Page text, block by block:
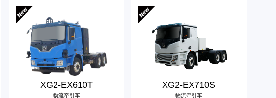
XG2-EX610T
物流牵引车
XG2-EX710S
物流牵引车